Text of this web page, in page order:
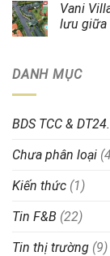
Vani
lưu giữa
DANH MỤC
BDS TCC &
Chưa phân loại
Kiến thức (1)
Tin F&B (22)
Tin thị trường (9)